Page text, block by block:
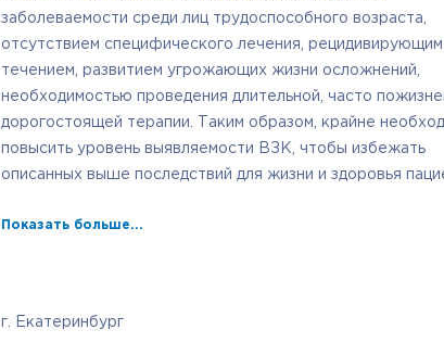
заболеваемости среди лиц трудоспособного возраста,
отсутствием специфического лечения, рецидивирующим
течением, развитием угрожающих жизни осложнений,
необходимостью проведения длительной, часто
дорогостоящей терапии. Таким образом, крайне
повысить уровень выявляемости ВЗК, чтобы избежать
описанных выше последствий для жизни и здоровья
Показать больше...
г. Екатеринбург